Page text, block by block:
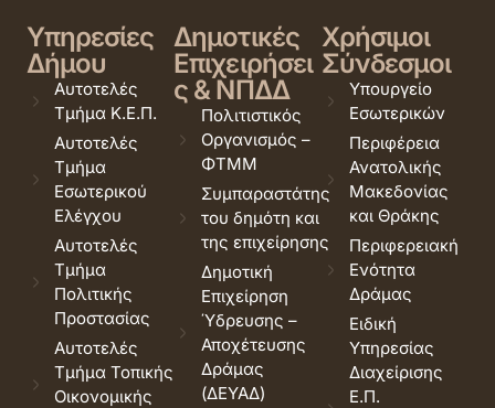
Υπηρεσίες
Δήμου
Αυτοτελές
Τμήμα Κ.Ε.Π.
Αυτοτελές
Τμήμα
Εσωτερικού
Ελέγχου
Αυτοτελές
Τμήμα
Πολιτικής
Προστασίας
Αυτοτελές
Τμήμα Τοπικής
Οικονομικής
Δημοτικές
Επιχειρήσει
ς & ΝΠΔΔ
Πολιτιστικός
Οργανισμός –
ΦΤΜΜ
Συμπαραστάτης
του δημότη και
της επιχείρησης
Δημοτική
Επιχείρηση
Ύδρευσης –
Αποχέτευσης
Δράμας
(ΔΕΥΑΔ)
Χρήσιμοι
Σύνδεσμοι
Υπουργείο
Εσωτερικών
Περιφέρεια
Ανατολικής
Μακεδονίας
και Θράκης
Περιφερειακή
Ενότητα
Δράμας
Ειδική
Υπηρεσίας
Διαχείρισης
Ε.Π.